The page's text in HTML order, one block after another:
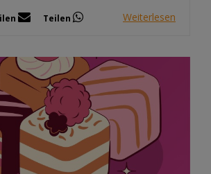
Teilen Weiterlesen